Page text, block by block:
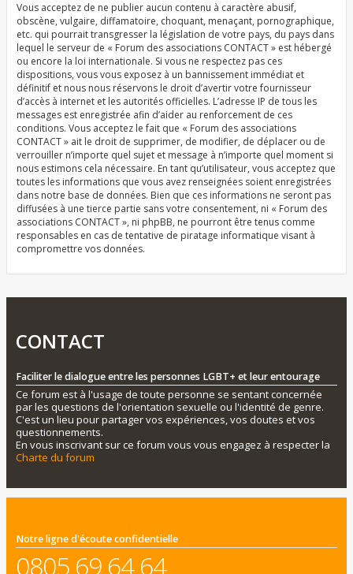
Vous acceptez de ne publier aucun contenu à caractère abusif,
obscène, vulgaire, diffamatoire, choquant, menaçant, pornographique,
etc. qui pourrait transgresser la législation de votre pays, du pays dans
lequel le serveur de « Forum des associations CONTACT » est hébergé
ou encore la loi internationale. Si vous ne respectez pas ces
dispositions, vous vous exposez à un bannissement immédiat et
définitif et nous nous réservons le droit d’avertir votre fournisseur
d’accès à internet et les autorités officielles. L’adresse IP de tous les
messages est enregistrée afin d’aider au renforcement de ces
conditions. Vous acceptez le fait que « Forum des associations
CONTACT » ait le droit de supprimer, de modifier, de déplacer ou de
verrouiller n’importe quel sujet et message à n’importe quel moment si
nous estimons cela nécessaire. En tant qu’utilisateur, vous acceptez que
toutes les informations que vous avez renseignées soient enregistrées
dans notre base de données. Bien que ces informations ne seront pas
diffusées à une tierce partie sans votre consentement, ni « Forum des
associations CONTACT », ni phpBB, ne pourront être tenus comme
responsables en cas de tentative de piratage informatique visant à
compromettre vos données.
CONTACT
Faciliter le dialogue entre les personnes LGBT+ et leur entourage
Ce forum est à l'usage de toute personne se sentant concernée
par les questions de l'orientation sexuelle ou l'identité de genre.
C'est un lieu pour partager vos expériences, vos doutes et vos
questionnements.
En vous inscrivant sur ce forum vous vous engagez à respecter la
Charte du forum
Notre ligne d'écoute confidentielle
0805 69 64 64